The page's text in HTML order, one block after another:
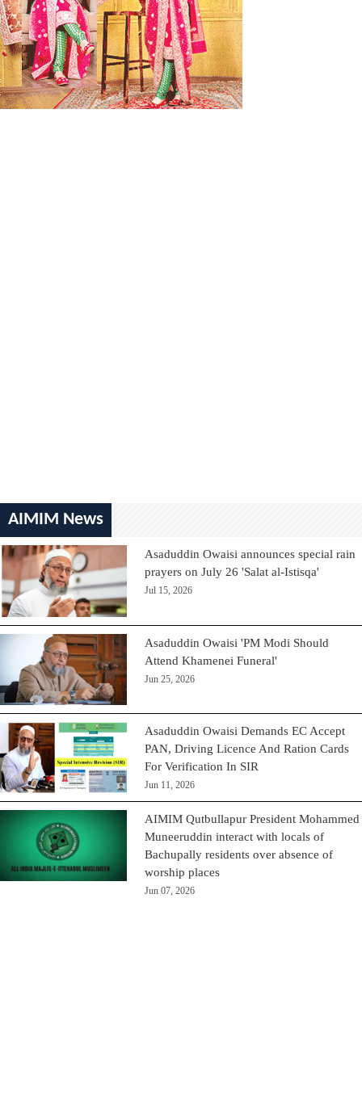
AIMIM News
Asaduddin Owaisi announces special rain
prayers on July 26 'Salat al-Istisqa'
Jul 15, 2026
Asaduddin Owaisi 'PM Modi Should
Attend Khamenei Funeral'
Jun 25, 2026
Asaduddin Owaisi Demands EC Accept
PAN, Driving Licence And Ration Cards
For Verification In SIR
Jun 11, 2026
AIMIM Qutbullapur President Mohammed
Muneeruddin interact with locals of
Bachupally residents over absence of
worship places
Jun 07, 2026